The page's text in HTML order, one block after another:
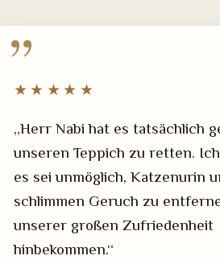
★★★★★
„Herr Nabi hat es tatsächlich
unseren Teppich zu retten.
es sei unmöglich, Katzenurin
schlimmen Geruch zu
unserer großen Zufriedenheit
hinbekommen.“